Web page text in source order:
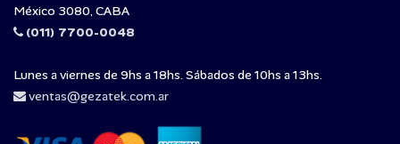
México 3080, CABA
(011) 7700-0048
Lunes a viernes de 9hs a 18hs. Sábados de 10hs a 13hs.
ventas@gezatek.com.ar